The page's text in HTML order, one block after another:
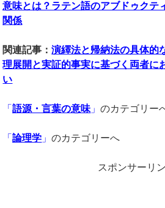
意味とは？ラテン語のアブドゥクテ
関係
関連記事：演繹法と帰納法の具体的
理展開と実証的事実に基づく両者に
い
「語源・言葉の意味 」のカテゴリー
「論理学 」のカテゴリーへ
スポンサーリ